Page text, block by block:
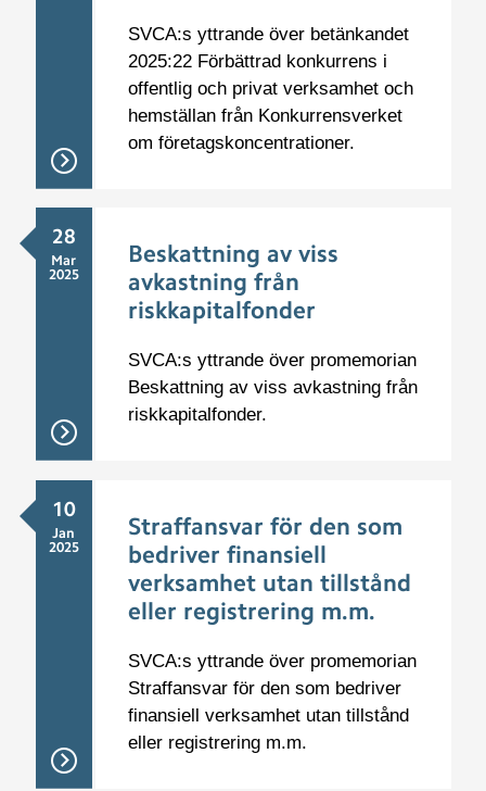
SVCA:s yttrande över betänkandet
2025:22 Förbättrad konkurrens i
offentlig och privat verksamhet och
hemställan från Konkurrensverket
om företagskoncentrationer.
28
Mar
2025
Beskattning av viss
avkastning från
riskkapitalfonder
SVCA:s yttrande över promemorian
Beskattning av viss avkastning från
riskkapitalfonder.
10
Jan
2025
Straffansvar för den som
bedriver finansiell
verksamhet utan tillstånd
eller registrering m.m.
SVCA:s yttrande över promemorian
Straffansvar för den som bedriver
finansiell verksamhet utan tillstånd
eller registrering m.m.